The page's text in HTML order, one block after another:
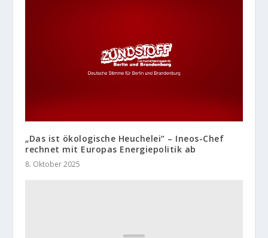
„Das ist ökologische Heuchelei“ – Ineos-Chef
rechnet mit Europas Energiepolitik ab
8. Oktober 2025